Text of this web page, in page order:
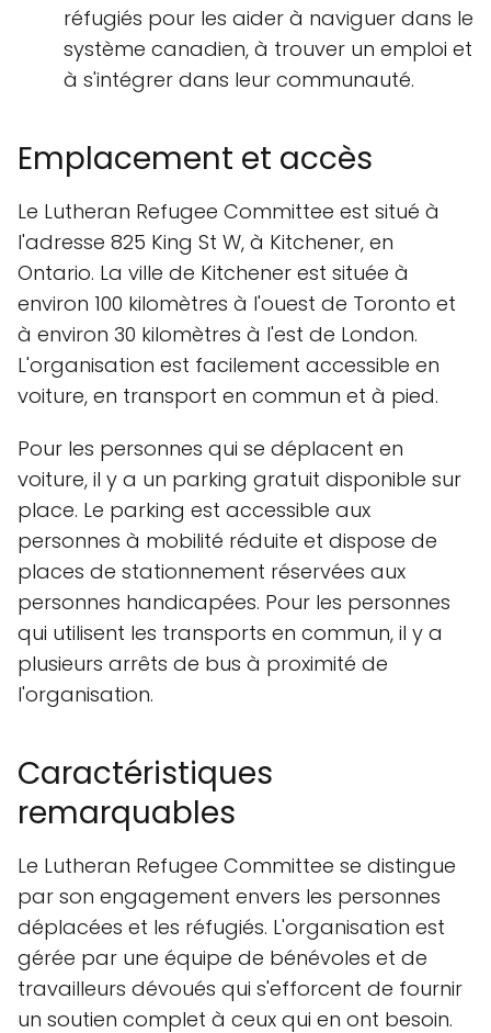
réfugiés pour les aider à naviguer dans le
système canadien, à trouver un emploi et
à s'intégrer dans leur communauté.
Emplacement et accès
Le Lutheran Refugee Committee est situé à
l'adresse 825 King St W, à Kitchener, en
Ontario. La ville de Kitchener est située à
environ 100 kilomètres à l'ouest de Toronto et
à environ 30 kilomètres à l'est de London.
L'organisation est facilement accessible en
voiture, en transport en commun et à pied.
Pour les personnes qui se déplacent en
voiture, il y a un parking gratuit disponible sur
place. Le parking est accessible aux
personnes à mobilité réduite et dispose de
places de stationnement réservées aux
personnes handicapées. Pour les personnes
qui utilisent les transports en commun, il y a
plusieurs arrêts de bus à proximité de
l'organisation.
Caractéristiques
remarquables
Le Lutheran Refugee Committee se distingue
par son engagement envers les personnes
déplacées et les réfugiés. L'organisation est
gérée par une équipe de bénévoles et de
travailleurs dévoués qui s'efforcent de fournir
un soutien complet à ceux qui en ont besoin.